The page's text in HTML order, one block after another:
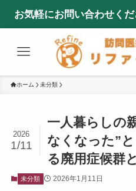
お気軽にお問い合わせく
ホーム 未分類
一人暮らしの
なくなった”
る廃用症候群
2026
1/11
未分類 2026年1月11日